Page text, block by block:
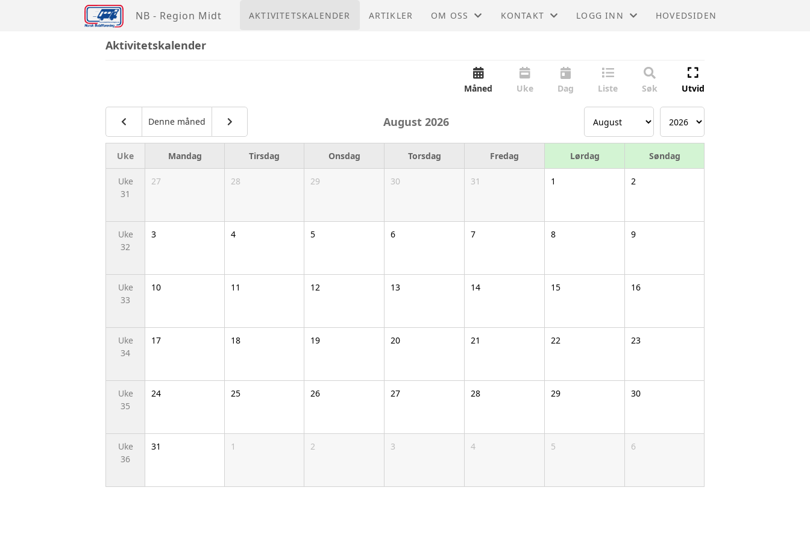
NB - Region Midt AKTIVITETSKALENDER ARTIKLER OM OSS
MØTEPROTOKOLLER
KONTAKT
STYRET
LOGG INN
STYREWEB (FOR TILLITSVALGTE)
HOVEDSIDEN
Aktivitetskalender
Måned Uke Dag Liste Søk Utvid
Denne måned August 2026
Uke Mandag Tirsdag Onsdag Torsdag Fredag Lørdag Søndag
Uke
31
27 28 29 30 31 1 2
Uke
32
3 4 5 6 7 8 9
Uke
33
10 11 12 13 14 15 16
Uke
34
17 18 19 20 21 22 23
Uke
35
24 25 26 27 28 29 30
Uke
36
31 1 2 3 4 5 6